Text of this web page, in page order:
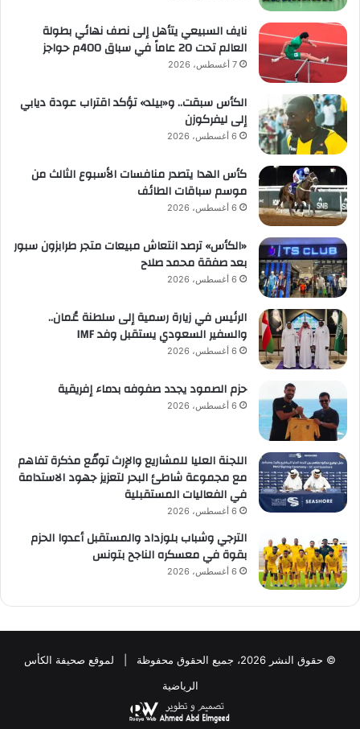
نايف السبيعي يتأهل إلى نصف نهائي بطولة
العالم تحت 20 عاماً في سباق 400م حواجز
7 أغسطس، 2026
الكأس سبقت.. و«بيلد» تؤكد اقتراب عودة ديابي
إلى ليفركوزن
6 أغسطس، 2026
كأس الهدا يتصدر منافسات الأسبوع الثالث من
موسم سباقات الطائف
6 أغسطس، 2026
«الكأس» ترصد انتعاش مبيعات متجر طرابزون سبور
بعد صفقة محمد صلاح
6 أغسطس، 2026
الرئيس في زيارة رسمية إلى سلطنة عُمان..
والسفير السعودي يستقبل وفد IMF
6 أغسطس، 2026
حزم الصمود يجدد صفوفه بدماء إفريقية
6 أغسطس، 2026
اللجنة العليا للمشاريع والإرث توقّع مذكرة تفاهم
مع مجموعة شاطئ البحر لتعزيز جهود الاستدامة
في الفعاليات المستقبلية
6 أغسطس، 2026
الترجي وشباب بلوزداد والمستقبل أعدوا الحزم
بقوة في معسكره الناجح بتونس
6 أغسطس، 2026
© حقوق النشر 2026، جميع الحقوق محفوظة | لموقع صحيفة الكأس
الرياضية